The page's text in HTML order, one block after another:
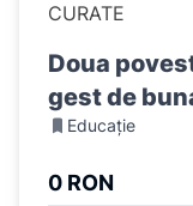
CURATE
Doua
gest de
Educație
0 RON